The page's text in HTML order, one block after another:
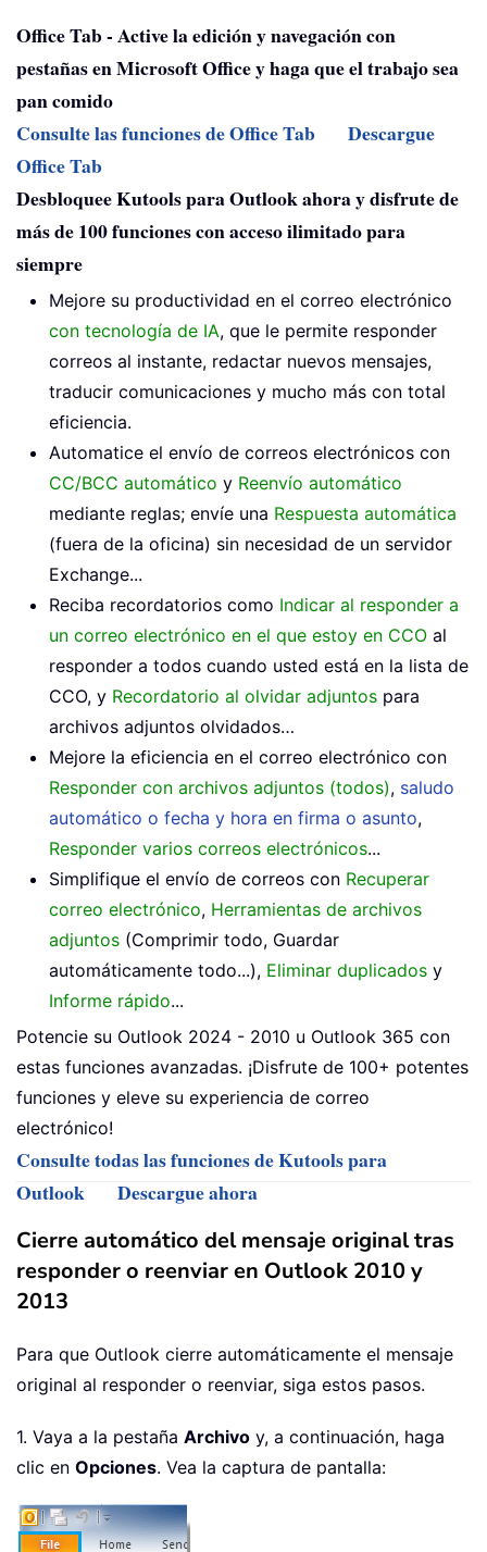
Office Tab - Active la edición y navegación con
pestañas en Microsoft Office y haga que el trabajo sea
pan comido
Consulte las funciones de Office Tab
Descargue
Office Tab
Desbloquee Kutools para Outlook ahora y disfrute de
más de 100 funciones con acceso ilimitado para
siempre
Mejore su productividad en el correo electrónico
con tecnología de IA, que le permite responder
correos al instante, redactar nuevos mensajes,
traducir comunicaciones y mucho más con total
eficiencia.
Automatice el envío de correos electrónicos con
CC/BCC automático y Reenvío automático
mediante reglas; envíe una Respuesta automática
(fuera de la oficina) sin necesidad de un servidor
Exchange...
Reciba recordatorios como Indicar al responder a
un correo electrónico en el que estoy en CCO al
responder a todos cuando usted está en la lista de
CCO, y Recordatorio al olvidar adjuntos para
archivos adjuntos olvidados…
Mejore la eficiencia en el correo electrónico con
Responder con archivos adjuntos (todos), saludo
automático o fecha y hora en firma o asunto,
Responder varios correos electrónicos...
Simplifique el envío de correos con Recuperar
correo electrónico, Herramientas de archivos
adjuntos (Comprimir todo, Guardar
automáticamente todo...), Eliminar duplicados y
Informe rápido...
Potencie su Outlook 2024 - 2010 u Outlook 365 con
estas funciones avanzadas. ¡Disfrute de 100+ potentes
funciones y eleve su experiencia de correo
electrónico!
Consulte todas las funciones de Kutools para
Outlook
Descargue ahora
Cierre automático del mensaje original tras
responder o reenviar en Outlook 2010 y
2013
Para que Outlook cierre automáticamente el mensaje
original al responder o reenviar, siga estos pasos.
1. Vaya a la pestaña Archivo y, a continuación, haga
clic en Opciones. Vea la captura de pantalla: